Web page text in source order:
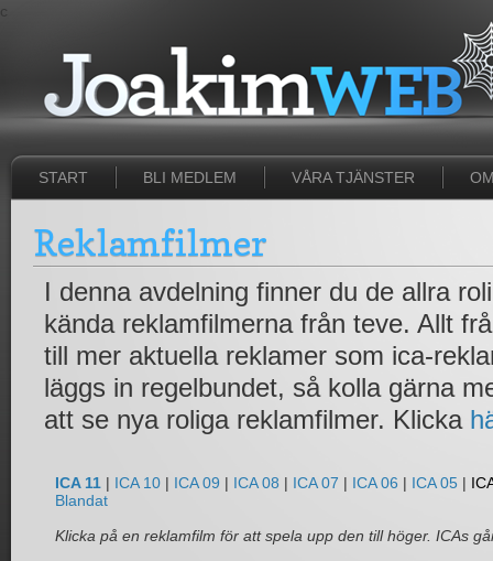
c
START BLI MEDLEM VÅRA TJÄNSTER
Reklamfilmer
I denna avdelning finner du de allra
kända reklamfilmerna från teve. Allt
till mer aktuella reklamer som ica-
läggs in regelbundet, så kolla gärna
att se nya roliga reklamfilmer. Klicka
ICA 11 | ICA 10 | ICA 09 | ICA 08 | ICA 07 | ICA 06 | ICA 05 |
Blandat
Klicka på en reklamfilm för att spela upp den till höger. ICAs